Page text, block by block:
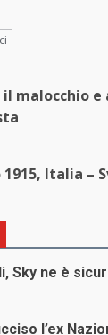
malocchio
Italia –
Sky ne è
l’ex